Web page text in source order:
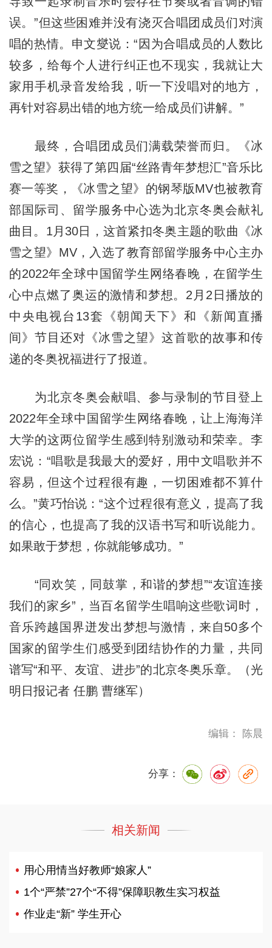
误。”但这些困难并没有浇灭合唱团成员们对演
唱的热情。申文燮说：“因为合唱成员的人数比
较多，给每个人进行纠正也不现实，我就让大
家用手机录音发给我，听一下没唱对的地方，
再针对容易出错的地方统一给成员们讲解。”
最终，合唱团成员们满载荣誉而归。《冰
雪之望》获得了第四届“丝路青年梦想汇”音乐比
赛一等奖，《冰雪之望》的钢琴版MV也被教育
部国际司、留学服务中心选为北京冬奥会献礼
曲目。1月30日，这首紧扣冬奥主题的歌曲《冰
雪之望》MV，入选了教育部留学服务中心主办
的2022年全球中国留学生网络春晚，在留学生
心中点燃了奥运的激情和梦想。2月2日播放的
中央电视台13套《朝闻天下》和《新闻直播
间》节目还对《冰雪之望》这首歌的故事和传
递的冬奥祝福进行了报道。
为北京冬奥会献唱、参与录制的节目登上
2022年全球中国留学生网络春晚，让上海海洋
大学的这两位留学生感到特别激动和荣幸。李
宏说：“唱歌是我最大的爱好，用中文唱歌并不
容易，但这个过程很有趣，一切困难都不算什
么。”黄巧怡说：“这个过程很有意义，提高了我
的信心，也提高了我的汉语书写和听说能力。
如果敢于梦想，你就能够成功。”
“同欢笑，同鼓掌，和谐的梦想”“友谊连接
我们的家乡”，当百名留学生唱响这些歌词时，
音乐跨越国界迸发出梦想与激情，来自50多个
国家的留学生们感受到团结协作的力量，共同
谱写“和平、友谊、进步”的北京冬奥乐章。（光
明日报记者 任鹏 曹继军）
编辑： 陈晨
分享：
相关新闻
用心用情当好教师“娘家人”
1个“严禁”27个“不得”保障职教生实习权益
作业走“新” 学生开心